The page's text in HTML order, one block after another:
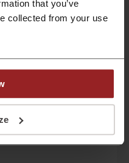
that you’ve
collected from your use
Spot+Scrub™ -laitteelle,
ostokokemuksen. Nyt
ja päättää sen
1.9.2026
tuotteet Dysonilta -
ja sisusta koti tai toimisto